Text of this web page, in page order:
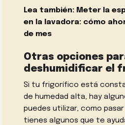
Lea también: Meter la
en la lavadora: cómo
de mes
Otras opciones
deshumidificar el
Si tu frigorífico está
de humedad alta, hay
puedes utilizar, como pasar
tienes algunos que te